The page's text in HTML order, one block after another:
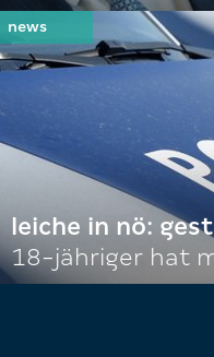
leiche in nö:
18-jähriger hat